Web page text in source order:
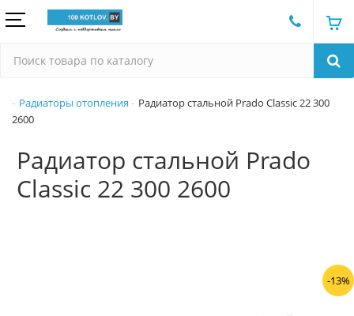
Радиаторы отопления
Радиатор стальной Prado Classic 22 300
2600
Радиатор стальной Prado
Classic 22 300 2600
-13%